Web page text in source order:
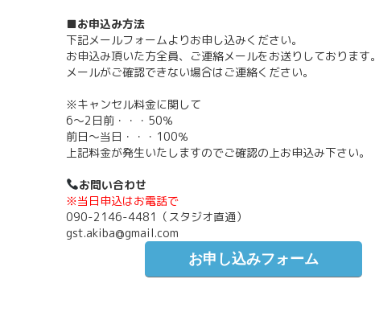
■お申込み方法
下記メールフォームよりお申し込みください。
お申込み頂いた方全員、ご連絡メールをお送りしております。
メールがご確認できない場合はご連絡ください。
※キャンセル料金に関して
6〜2日前・・・50％
前日〜当日・・・100％
上記料金が発生いたしますのでご確認の上お申込み下さい。
お問い合わせ
※当日申込はお電話で
090-2146-4481（スタジオ直通）
gst.akiba@gmail.com
お申し込みフォーム